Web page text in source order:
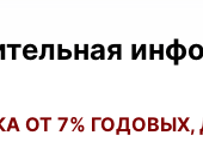
ОТ 7% ГОДОBЫХ,